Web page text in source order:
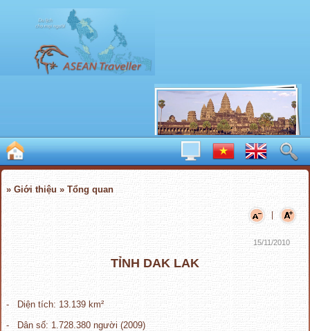
» Giới thiệu » Tổng quan
|
15/11/2010
TỈNH DAK LAK
- Diện tích: 13.139 km²
- Dân số: 1.728.380 người (2009)